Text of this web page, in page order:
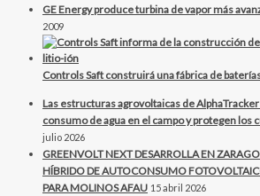
GE Energy produce turbina de vapor más
2009
Controls Saft construirá una fábrica de
Las estructuras agrovoltaicas de
consumo de agua en el campo y protegen
julio 2026
GREENVOLT NEXT DESARROLLA EN
HÍBRIDO DE AUTOCONSUMO
PARA MOLINOS AFAU 15 abril 2026